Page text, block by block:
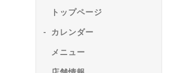
トップページ
カレンダー
メニュー